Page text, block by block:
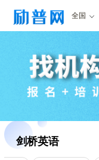
全国
剑桥英语